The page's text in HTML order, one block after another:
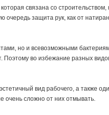
связана со строительством,
защита рук, как от
но и всевозможными
во избежание разных
вид рабочего, а также
очень сложно от них отмывать.